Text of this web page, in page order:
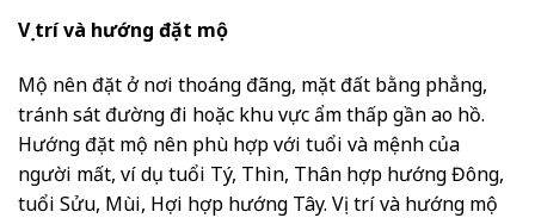
Vị trí và hướng đặt mộ
Mộ nên đặt ở nơi thoáng đãng, mặt đất bằng phẳng,
tránh sát đường đi hoặc khu vực ẩm thấp gần ao hồ.
Hướng đặt mộ nên phù hợp với tuổi và mệnh của
người mất, ví dụ tuổi Tý, Thìn, Thân hợp hướng Đông,
tuổi Sửu, Mùi, Hợi hợp hướng Tây. Vị trí và hướng mộ